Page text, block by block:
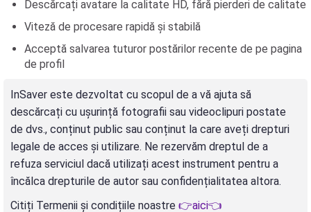
Descărcați avatare la calitate HD, fără pierderi de calitate
Viteză de procesare rapidă și stabilă
Acceptă salvarea tuturor postărilor recente de pe pagina
de profil
InSaver este dezvoltat cu scopul de a vă ajuta să
descărcați cu ușurință fotografii sau videoclipuri postate
de dvs., conținut public sau conținut la care aveți drepturi
legale de acces și utilizare. Ne rezervăm dreptul de a
refuza serviciul dacă utilizați acest instrument pentru a
încălca drepturile de autor sau confidențialitatea altora.
Citiți Termenii și condițiile noastre 👉aici👈